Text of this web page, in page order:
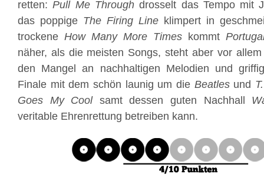
retten:Pull Me Throughdrosselt das Tempo mit
das poppige The Firing Line klimpert in
trockene How Many More Times kommt
näher, als die meisten Songs, steht aber vor
den Mangel an nachhaltigen Melodien und
Finale mit dem schön launig um die Beatlesund
Goes My Coolsamt dessen guten Nachhall
veritable Ehrenrettung betreiben kann.